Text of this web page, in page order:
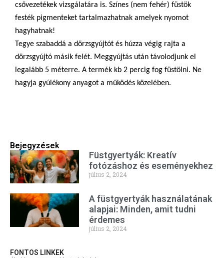
csővezetékek vizsgálatára is. Színes (nem fehér) füstök
festék pigmenteket tartalmazhatnak amelyek nyomot
hagyhatnak!
Tegye szabaddá a dörzsgyújtót és húzza végig rajta a
dörzsgyújtó másik felét. Meggyújtás után távolodjunk el
legalább 5 méterre. A termék kb 2 percig fog füstölni. Ne
hagyja gyúlékony anyagot a működés közelében.
Bejegyzések
Füstgyertyák: Kreatív
fotózáshoz és eseményekhez
július 2, 2024
A füstgyertyák használatának
alapjai: Minden, amit tudni
érdemes
július 2, 2024
FONTOS LINKEK